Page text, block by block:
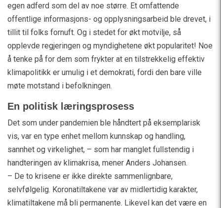
egen adferd som del av noe større. Et omfattende
offentlige informasjons- og opplysningsarbeid ble drevet, i
tillit til folks fornuft. Og i stedet for økt motvilje, så
opplevde regjeringen og myndighetene økt popularitet! Noe
å tenke på for dem som frykter at en tilstrekkelig effektiv
klimapolitikk er umulig i et demokrati, fordi den bare ville
møte motstand i befolkningen.
En politisk læringsprosess
Det som under pandemien ble håndtert på eksemplarisk
vis, var en type enhet mellom kunnskap og handling,
sannhet og virkelighet, – som har manglet fullstendig i
handteringen av klimakrisa, mener Anders Johansen.
– De to krisene er ikke direkte sammenlignbare,
selvfølgelig. Koronatiltakene var av midlertidig karakter,
klimatiltakene må bli permanente. Likevel kan det være en